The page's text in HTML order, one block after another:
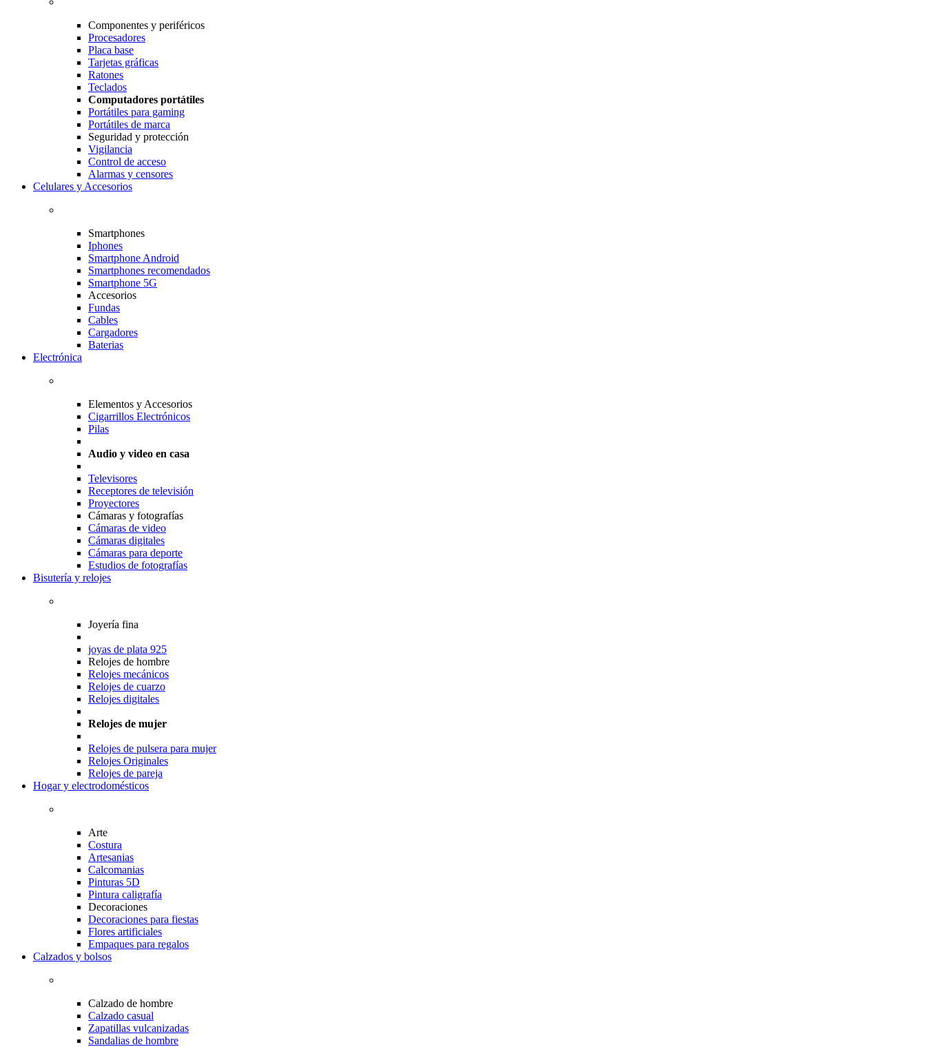
Componentes y periféricos
Procesadores
Placa base
Tarjetas gráficas
Ratones
Teclados
Computadores portátiles
Portátiles para gaming
Portátiles de marca
Seguridad y protección
Vigilancia
Control de acceso
Alarmas y censores
Celulares y Accesorios
Smartphones
Iphones
Smartphone Android
Smartphones recomendados
Smartphone 5G
Accesorios
Fundas
Cables
Cargadores
Baterias
Electrónica
Elementos y Accesorios
Cigarrillos Electrónicos
Pilas
Audio y video en casa
Televisores
Receptores de televisión
Proyectores
Cámaras y fotografías
Cámaras de video
Cámaras digitales
Cámaras para deporte
Estudios de fotografías
Bisutería y relojes
Joyería fina
joyas de plata 925
Relojes de hombre
Relojes mecánicos
Relojes de cuarzo
Relojes digitales
Relojes de mujer
Relojes de pulsera para mujer
Relojes Originales
Relojes de pareja
Hogar y electrodomésticos
Arte
Costura
Artesanias
Calcomanias
Pinturas 5D
Pintura caligrafía
Decoraciones
Decoraciones para fiestas
Flores artificiales
Empaques para regalos
Calzados y bolsos
Calzado de hombre
Calzado casual
Zapatillas vulcanizadas
Sandalias de hombre